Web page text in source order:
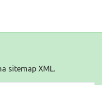
sitemap XML.